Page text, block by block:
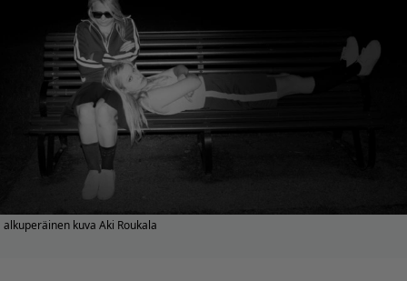
alkuperäinen kuva Aki Roukala